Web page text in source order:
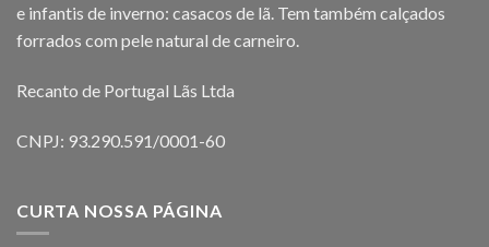
e infantis de inverno: casacos de lã. Tem também calçados
forrados com pele natural de carneiro.
Recanto de Portugal Lãs Ltda
CNPJ: 93.290.591/0001-60
CURTA NOSSA PÁGINA